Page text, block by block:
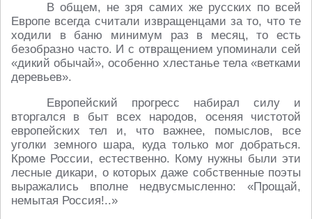
В общем, не зря самих же русских по всей
Европе всегда считали извращенцами за то, что те
ходили в баню минимум раз в месяц, то есть
безобразно часто. И с отвращением упоминали сей
«дикий обычай», особенно хлестанье тела «ветками
деревьев».
Европейский прогресс набирал силу и
вторгался в быт всех народов, осеняя чистотой
европейских тел и, что важнее, помыслов, все
уголки земного шара, куда только мог добраться.
Кроме России, естественно. Кому нужны были эти
лесные дикари, о которых даже собственные поэты
выражались вполне недвусмысленно: «Прощай,
немытая Россия!..»